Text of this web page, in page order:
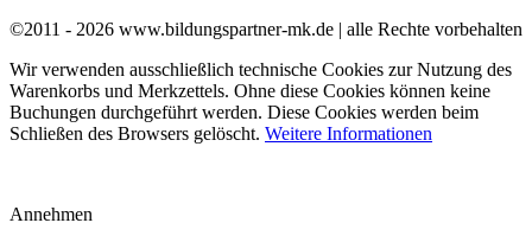
©2011 - 2026 www.bildungspartner-mk.de | alle Rechte vorbehalten
Wir verwenden ausschließlich technische Cookies zur Nutzung des
Warenkorbs und Merkzettels. Ohne diese Cookies können keine
Buchungen durchgeführt werden. Diese Cookies werden beim
Schließen des Browsers gelöscht. Weitere Informationen
Annehmen